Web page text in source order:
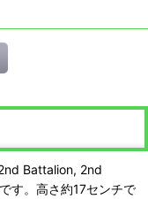
Battalion, 2nd
す。高さ約17センチで